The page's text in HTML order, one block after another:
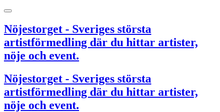
Nöjestorget - Sveriges största
artistförmedling där du hittar artister,
nöje och event.
Nöjestorget - Sveriges största
artistförmedling där du hittar artister,
nöje och event.